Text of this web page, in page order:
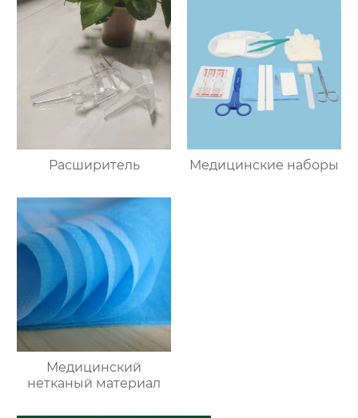
Расширитель Медицинские наборы
Медицинский
нетканый материал